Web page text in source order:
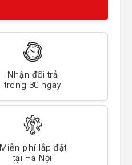
Nhận đổi trả
trong 30 ngày
Miễn phí lắp đặt
tại Hà Nội